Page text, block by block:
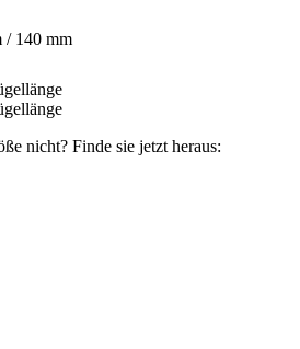
/ 140 mm
nicht? Finde sie jetzt heraus: